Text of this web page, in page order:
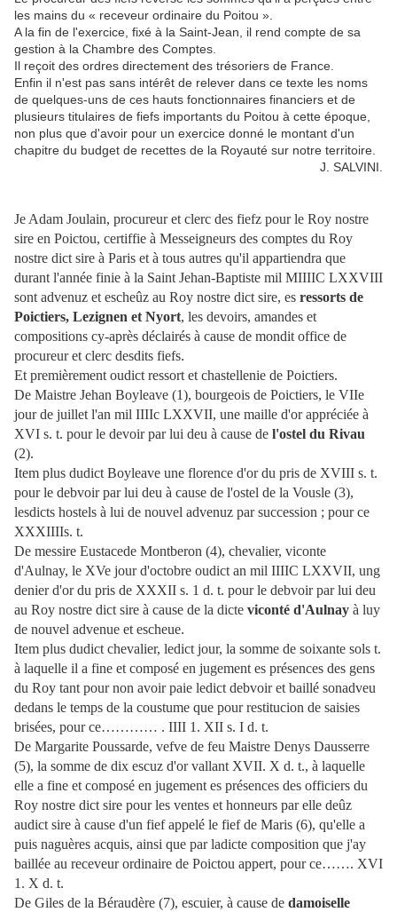
les mains du « receveur ordinaire du Poitou ».
A la fin de l'exercice, fixé à la Saint-Jean, il rend compte de sa
gestion à la Chambre des Comptes.
Il reçoit des ordres directement des trésoriers de France.
Enfin il n'est pas sans intérêt de relever dans ce texte les noms
de quelques-uns de ces hauts fonctionnaires financiers et de
plusieurs titulaires de fiefs importants du Poitou à cette époque,
non plus que d'avoir pour un exercice donné le montant d'un
chapitre du budget de recettes de la Royauté sur notre territoire.
J. SALVINI.
Je Adam Joulain, procureur et clerc des fiefz pour le Roy nostre
sire en Poictou, certiffie à Messeigneurs des comptes du Roy
nostre dict sire à Paris et à tous autres qu'il appartiendra que
durant l'année finie à la Saint Jehan-Baptiste mil MIIIIC LXXVIII
sont advenuz et escheûz au Roy nostre dict sire, es ressorts de
Poictiers, Lezignen et Nyort, les devoirs, amandes et
compositions cy-après déclairés à cause de mondit office de
procureur et clerc desdits fiefs.
Et premièrement oudict ressort et chastellenie de Poictiers.
De Maistre Jehan Boyleave (1), bourgeois de Poictiers, le VIIe
jour de juillet l'an mil IIIIc LXXVII, une maille d'or appréciée à
XVI s. t. pour le devoir par lui deu à cause de l'ostel du Rivau
(2).
Item plus dudict Boyleave une florence d'or du pris de XVIII s. t.
pour le debvoir par lui deu à cause de l'ostel de la Vousle (3),
lesdicts hostels à lui de nouvel advenuz par succession ; pour ce
XXXIIIIs. t.
De messire Eustacede Montberon (4), chevalier, viconte
d'Aulnay, le XVe jour d'octobre oudict an mil IIIIC LXXVII, ung
denier d'or du pris de XXXII s. 1 d. t. pour le debvoir par lui deu
au Roy nostre dict sire à cause de la dicte viconté d'Aulnay à luy
de nouvel advenue et escheue.
Item plus dudict chevalier, ledict jour, la somme de soixante sols t.
à laquelle il a fine et composé en jugement es présences des gens
du Roy tant pour non avoir paie ledict debvoir et baillé sonadveu
dedans le temps de la coustume que pour restitucion de saisies
brisées, pour ce………… . IIII 1. XII s. I d. t.
De Margarite Poussarde, vefve de feu Maistre Denys Dausserre
(5), la somme de dix escuz d'or vallant XVII. X d. t., à laquelle
elle a fine et composé en jugement es présences des officiers du
Roy nostre dict sire pour les ventes et honneurs par elle deûz
audict sire à cause d'un fief appelé le fief de Maris (6), qu'elle a
puis naguères acquis, ainsi que par ladicte composition que j'ay
baillée au receveur ordinaire de Poictou appert, pour ce……. XVI
1. X d. t.
De Giles de la Béraudère (7), escuier, à cause de damoiselle